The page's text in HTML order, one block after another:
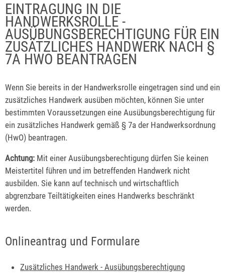
EINTRAGUNG IN DIE
HANDWERKSROLLE -
AUSÜBUNGSBERECHTIGUNG FÜR EIN
ZUSÄTZLICHES HANDWERK NACH §
7A HWO BEANTRAGEN
Wenn Sie bereits in der Handwerksrolle eingetragen sind und ein
zusätzliches Handwerk ausüben möchten, können Sie unter
bestimmten Voraussetzungen eine Ausübungsberechtigung für
ein zusätzliches Handwerk gemäß § 7a der Handwerksordnung
(HwO) beantragen.
Achtung: Mit einer Ausübungsberechtigung dürfen Sie keinen
Meistertitel führen und im betreffenden Handwerk nicht
ausbilden. Sie kann auf technisch und wirtschaftlich
abgrenzbare Teiltätigkeiten eines Handwerks beschränkt
werden.
Onlineantrag und Formulare
Zusätzliches Handwerk - Ausübungsberechtigung